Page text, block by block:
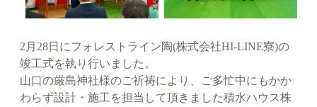
2月28日にフォレストライン陶(株式会社HI-LINE寮)の
竣工式を執り行いました。
山口の厳島神社様のご祈祷により、ご多忙中にもかか
わらず設計・施工を担当して頂きました積水ハウス株